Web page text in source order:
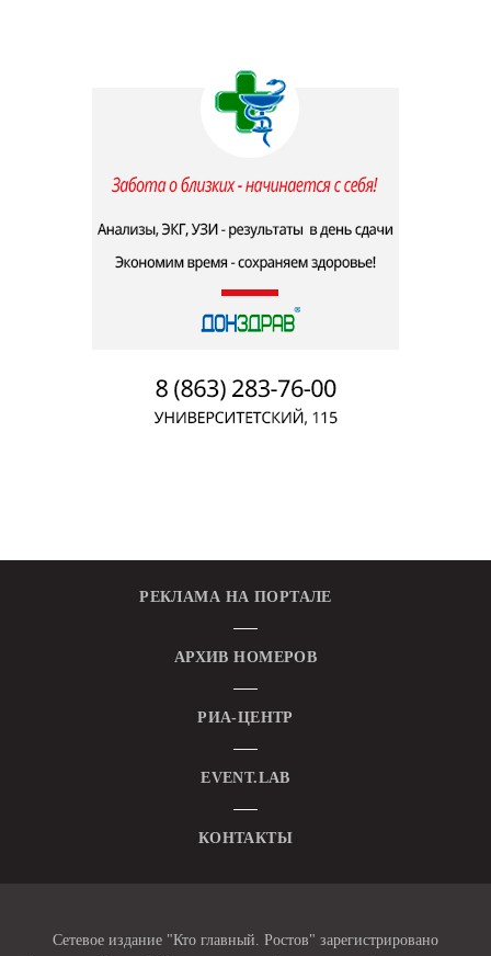
РЕКЛАМА НА ПОРТАЛЕ
АРХИВ НОМЕРОВ
РИА-ЦЕНТР
EVENT.LAB
КОНТАКТЫ
Сетевое издание "Кто главный. Ростов" зарегистрировано